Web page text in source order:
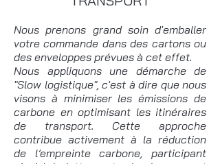
Nous prenons grand soin d'emballer
votre commande dans des cartons ou
des enveloppes prévues à cet effet.
Nous appliquons une démarche de
"Slow logistique", c'est à dire que nous
visons à minimiser les émissions de
carbone en optimisant les itinéraires
de transport. Cette approche
contribue activement à la réduction
de l’empreinte carbone, participant